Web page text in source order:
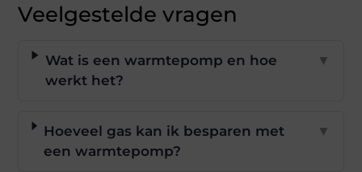
Veelgestelde vragen
Wat is een warmtepomp en hoe
werkt het?
▼
Hoeveel gas kan ik besparen met
een warmtepomp?
▼